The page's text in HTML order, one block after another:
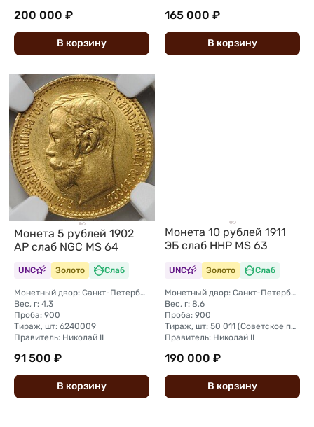
200 000 ₽
В корзину
165 000 ₽
В корзину
Монета 5 рублей 1902
АР слаб NGC MS 64
UNC Золото Слаб
Монетный двор: Санкт-Петербургский монетный двор
Вес, г: 4,3
Проба: 900
Тираж, шт: 6240009
Правитель: Николай II
91 500 ₽
В корзину
Монета 10 рублей 1911
ЭБ слаб ННР MS 63
UNC Золото Слаб
Монетный двор: Санкт-Петербургский монетный двор
Вес, г: 8,6
Проба: 900
Тираж, шт: 50 011 (Советское правительство с декабря 1925 г. по март 1926 г. отчеканило 2 011 000 10-ти рублевого достоинства царского образца, предположительно штемпелями 1911 г.)
Правитель: Николай II
190 000 ₽
В корзину